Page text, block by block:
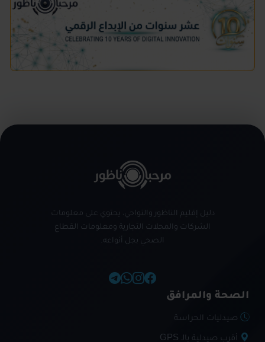
دليل إقليم الناظور والنواحي، يحتوي على معلومات
الشركات والمحلات التجارية ومعلومات القطاع
الصحي بجل أنواعه.
الصحة والمرافق
صيدليات الحراسة
أقرب صيدلية بالـ GPS